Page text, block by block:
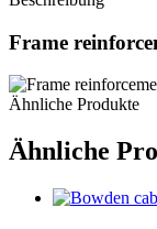
Frame
Ähnliche Produkte
Ähnliche